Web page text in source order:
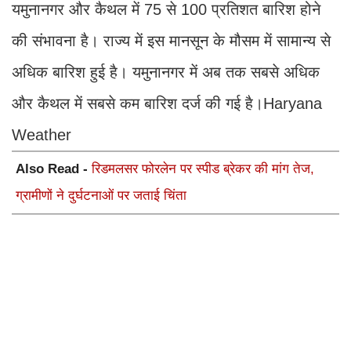
यमुनानगर और कैथल में 75 से 100 प्रतिशत बारिश होने
की संभावना है। राज्य में इस मानसून के मौसम में सामान्य से
अधिक बारिश हुई है। यमुनानगर में अब तक सबसे अधिक
और कैथल में सबसे कम बारिश दर्ज की गई है।Haryana
Weather
Also Read -रिडमलसर फोरलेन पर स्पीड ब्रेकर की मांग तेज,
ग्रामीणों ने दुर्घटनाओं पर जताई चिंता